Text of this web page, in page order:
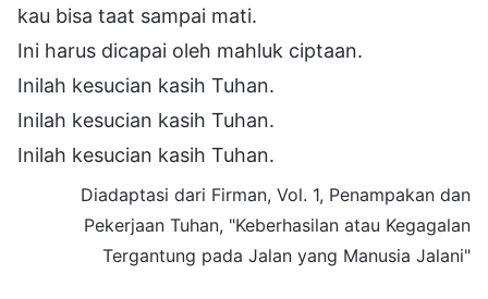
kau bisa taat sampai mati.
Ini harus dicapai oleh mahluk ciptaan.
Inilah kesucian kasih Tuhan.
Inilah kesucian kasih Tuhan.
Inilah kesucian kasih Tuhan.
Diadaptasi dari Firman, Vol. 1, Penampakan dan
Pekerjaan Tuhan, "Keberhasilan atau Kegagalan
Tergantung pada Jalan yang Manusia Jalani"